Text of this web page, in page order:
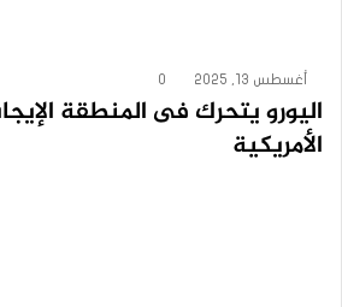
أغسطس 13, 2025 0
اليورو يتحرك فى المنطقة
الأمريكية